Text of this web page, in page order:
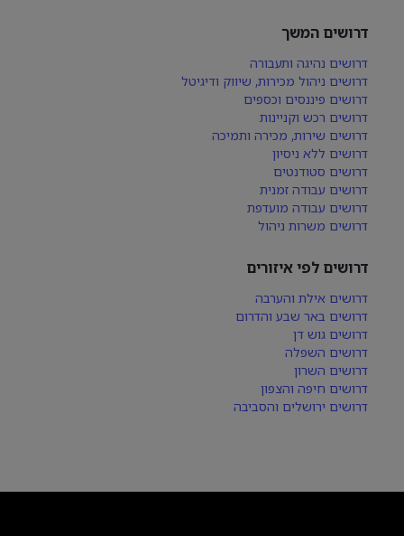
דרושים המשך
דרושים נהיגה ותעבורה
דרושים ניהול מכירות, שיווק ודיגיטל
דרושים פיננסים וכספים
דרושים רכש וקניינות
דרושים שירות, מכירה ותמיכה
דרושים ללא ניסיון
דרושים סטודנטים
דרושים עבודה זמנית
דרושים עבודה מועדפת
דרושים משרות ניהול
דרושים לפי איזורים
דרושים אילת והערבה
דרושים באר שבע והדרום
דרושים גוש דן
דרושים השפלה
דרושים השרון
דרושים חיפה והצפון
דרושים ירושלים והסביבה